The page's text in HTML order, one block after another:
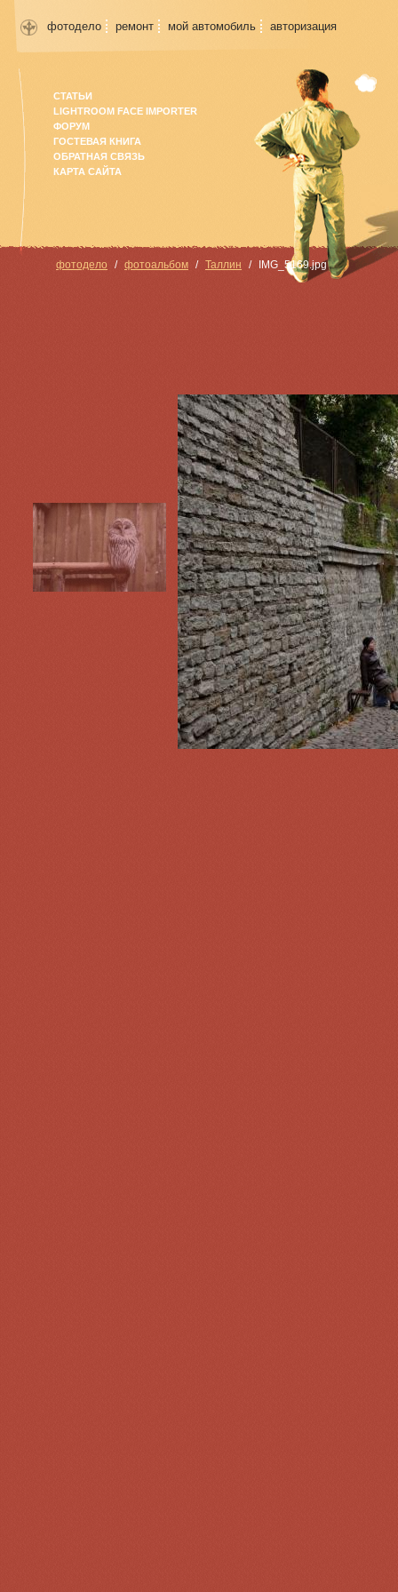
фотодело ремонт мой автомобиль авторизация
СТАТЬИ
LIGHTROOM FACE IMPORTER
ФОРУМ
ГОСТЕВАЯ КНИГА
ОБРАТНАЯ СВЯЗЬ
КАРТА САЙТА
фотодело фотоальбом Таллин IMG_5169.jpg